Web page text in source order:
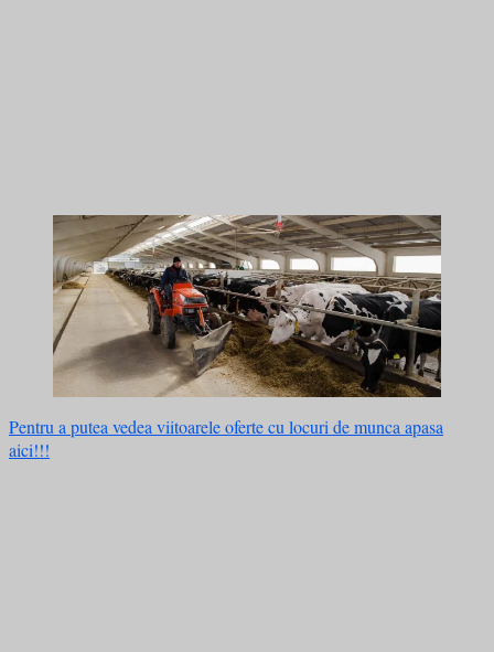
Pentru a putea vedea viitoarele oferte cu locuri de munca apasa
aici!!!